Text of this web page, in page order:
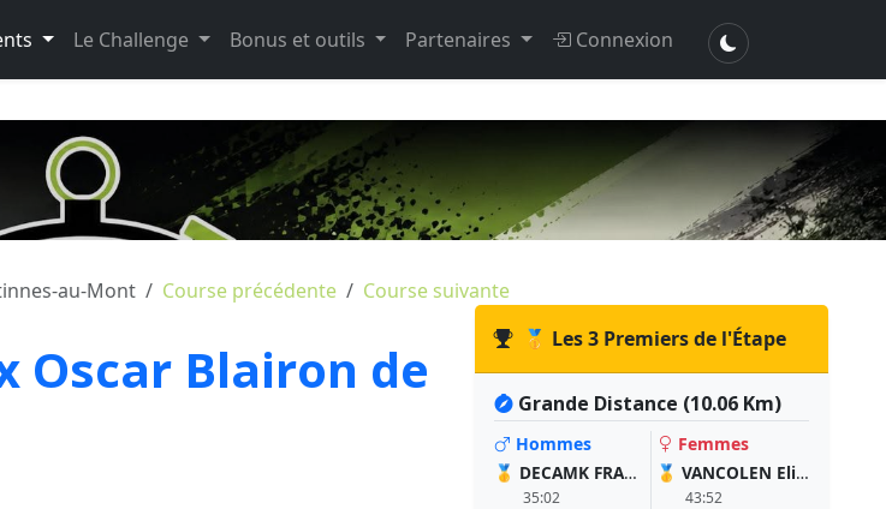
Le Challenge Bonus et outils Partenaires Connexion
au-Mont Course précédente Course suivante
Oscar Blairon de
🥇 Les 3 Premiers de l'Étape
Grande Distance (10.06 Km)
Hommes
🥇 DECAMK FRANÇOIS
35:02
Femmes
🥇 VANCOLEN Elise
43:52